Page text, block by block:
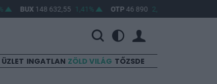
BUX148 632,55 1,41% OTP46 890 2,16%
ÜZLET INGATLAN ZÖLD VILÁG TŐZSDE